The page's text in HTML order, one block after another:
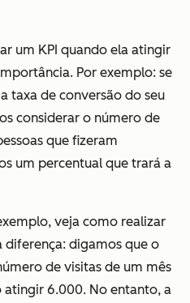
um KPI quando ela atingir
Por exemplo: se
taxa de conversão do seu
considerar o número de
que fizeram
um percentual que trará a
veja como realizar
diferença: digamos que o
de visitas de um mês
6.000. No entanto, a